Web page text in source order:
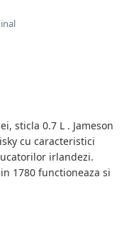
sticla 0.7 L . Jameson
cu caracteristici
irlandezi.
1780 functioneaza si